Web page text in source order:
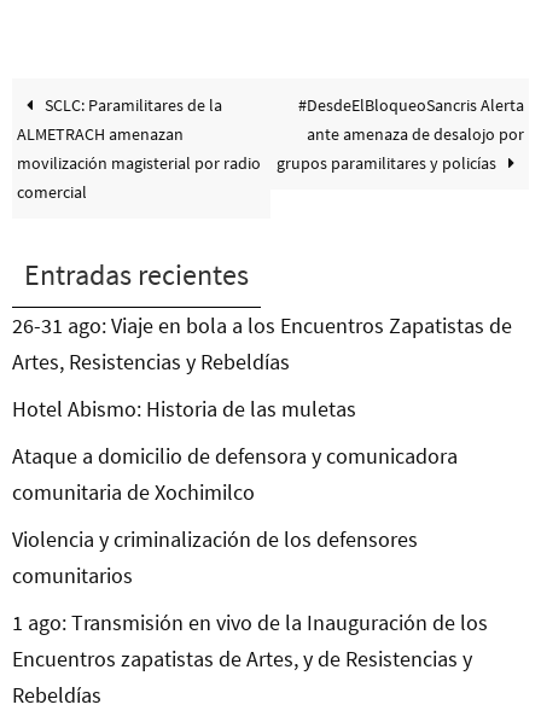
SCLC: Paramilitares de la
ALMETRACH amenazan
movilización magisterial por radio
comercial
#DesdeElBloqueoSancris Alerta
ante amenaza de desalojo por
grupos paramilitares y policías
Entradas recientes
26-31 ago: Viaje en bola a los Encuentros Zapatistas de
Artes, Resistencias y Rebeldías
Hotel Abismo: Historia de las muletas
Ataque a domicilio de defensora y comunicadora
comunitaria de Xochimilco
Violencia y criminalización de los defensores
comunitarios
1 ago: Transmisión en vivo de la Inauguración de los
Encuentros zapatistas de Artes, y de Resistencias y
Rebeldías